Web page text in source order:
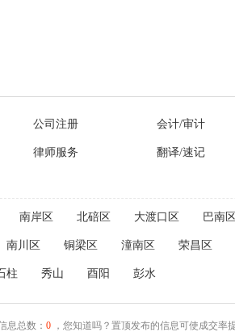
公司注册 会计/审计
律师服务 翻译/速记
南岸区 北碚区 大渡口区 巴南区
南川区 铜梁区 潼南区 荣昌区
柱 秀山 酉阳 彭水
息总数： 0，您知道吗？置顶发布的信息可使成交率提